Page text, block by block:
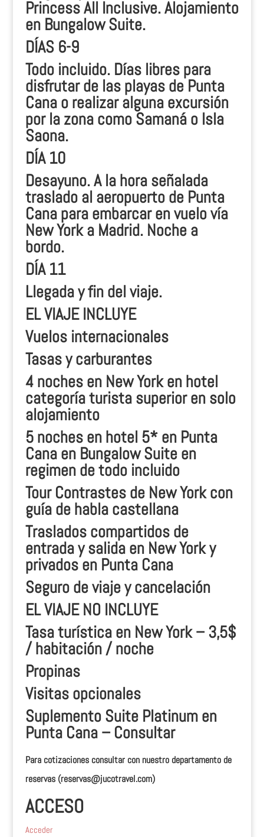
Princess All Inclusive. Alojamiento
en Bungalow Suite.
DÍAS 6-9
Todo incluido. Días libres para
disfrutar de las playas de Punta
Cana o realizar alguna excursión
por la zona como Samaná o Isla
Saona.
DÍA 10
Desayuno. A la hora señalada
traslado al aeropuerto de Punta
Cana para embarcar en vuelo vía
New York a Madrid. Noche a
bordo.
DÍA 11
Llegada y fin del viaje.
EL VIAJE INCLUYE
Vuelos internacionales
Tasas y carburantes
4 noches en New York en hotel
categoría turista superior en solo
alojamiento
5 noches en hotel 5* en Punta
Cana en Bungalow Suite en
regimen de todo incluido
Tour Contrastes de New York con
guía de habla castellana
Traslados compartidos de
entrada y salida en New York y
privados en Punta Cana
Seguro de viaje y cancelación
EL VIAJE NO INCLUYE
Tasa turística en New York – 3,5$
/ habitación / noche
Propinas
Visitas opcionales
Suplemento Suite Platinum en
Punta Cana – Consultar
Para cotizaciones consultar con nuestro departamento de
reservas (reservas@jucotravel.com)
ACCESO
Acceder